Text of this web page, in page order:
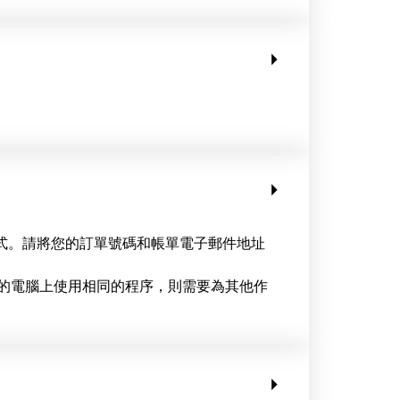
請將您的訂單號碼和帳單電子郵件地址
電腦上使用相同的程序，則需要為其他作